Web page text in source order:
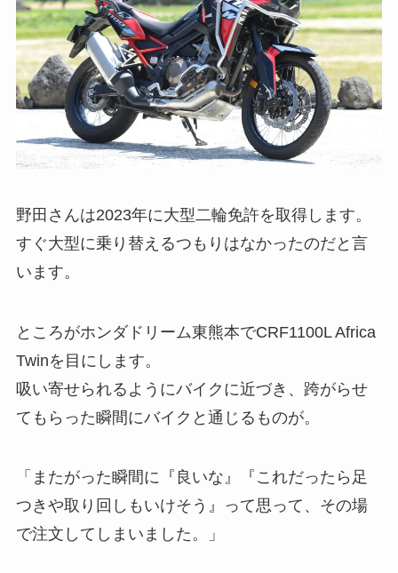
野田さんは2023年に大型二輪免許を取得します。
すぐ大型に乗り替えるつもりはなかったのだと言
います。
ところがホンダドリーム東熊本でCRF1100L Africa
Twinを目にします。
吸い寄せられるようにバイクに近づき、跨がらせ
てもらった瞬間にバイクと通じるものが。
「またがった瞬間に『良いな』『これだったら足
つきや取り回しもいけそう』って思って、その場
で注文してしまいました。」